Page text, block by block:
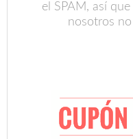
el SPAM, así
nosotros